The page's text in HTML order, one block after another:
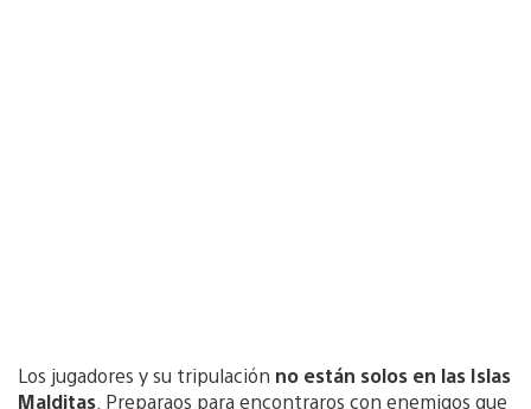
Los jugadores y su tripulación no están solos en las Islas
Malditas . Preparaos para encontraros con enemigos que